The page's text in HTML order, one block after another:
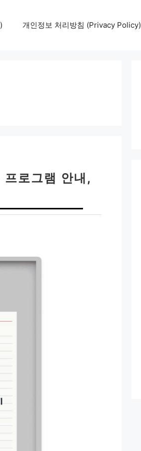
개인정보 처리방침 (Privacy Policy)
로그램 안내,